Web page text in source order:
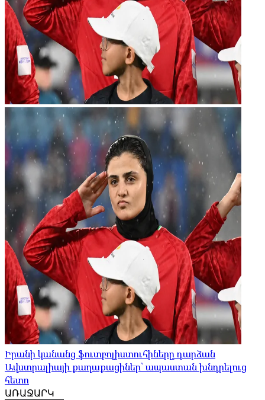
Իրանի կանանց ֆուտբոլիստուհիները դարձան
Ավստրալիայի քաղաքացիներ՝ ապաստան խնդրելուց
հետո
ԱՌԱՋԱՐԿ